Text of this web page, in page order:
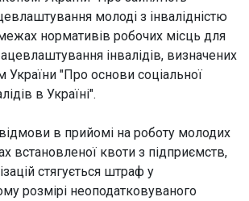
молоді з інвалідністю
нормативів робочих місць для
інвалідів, визначених
України "Про основи соціальної
в Україні".
відмови в прийомі на роботу молодих
встановленої квоти з підприємств,
стягується штраф у
розмірі неоподатковуваного